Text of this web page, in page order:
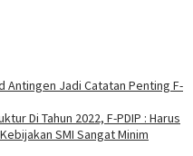
Antingen Jadi Catatan Penting F-
Di Tahun 2022, F-PDIP : Harus
SMI Sangat Minim